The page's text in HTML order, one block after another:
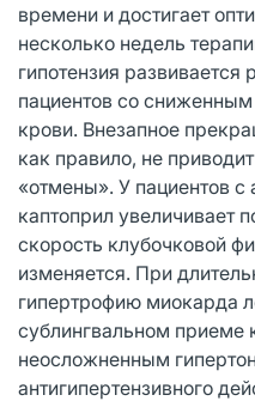
времени и достигает
несколько недель
гипотензия
пациентов со
крови. Внезапное
как правило, не
«отмены». У пациентов с
каптоприл увеличивает
скорость клубочковой
изменяется. При
гипертрофию миокарда
сублингвальном приеме
неосложненным
антигипертензивного